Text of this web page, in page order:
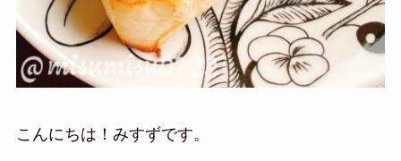
こんにちは！みすずです。